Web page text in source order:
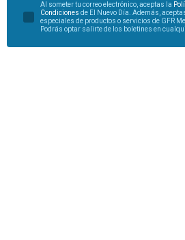
Al someter tu correo electrónico, aceptas la
Condiciones de El Nuevo Día. Además,
especiales de productos o servicios de GFR
Podrás optar salirte de los boletines en